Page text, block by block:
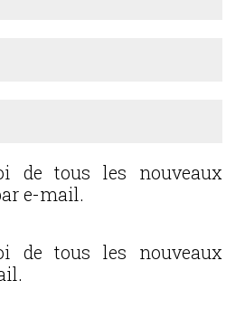
de tous les nouveaux
e-mail.
de tous les nouveaux